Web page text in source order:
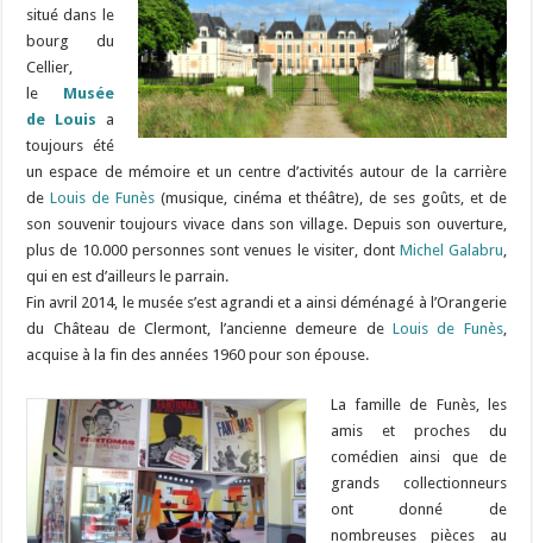
situé dans le
bourg du
Cellier,
le
Musée
de Louis a
toujours été
un espace de mémoire et un centre d’activités autour de la carrière
deLouis de Funès(musique, cinéma et théâtre), de ses goûts, et de
son souvenir toujours vivace dans son village. Depuis son ouverture,
plus de 10.000 personnes sont venues le visiter, dont Michel Galabru,
qui en est d’ailleurs le parrain.
Fin avril 2014, le musée s’est agrandi et a ainsi déménagé à l’Orangerie
du Château de Clermont, l’ancienne demeure de Louis de Funès,
acquise à la fin des années 1960 pour son épouse.
La famille de Funès, les
amis et proches du
comédien ainsi que de
grands collectionneurs
ont donné de
nombreuses pièces au